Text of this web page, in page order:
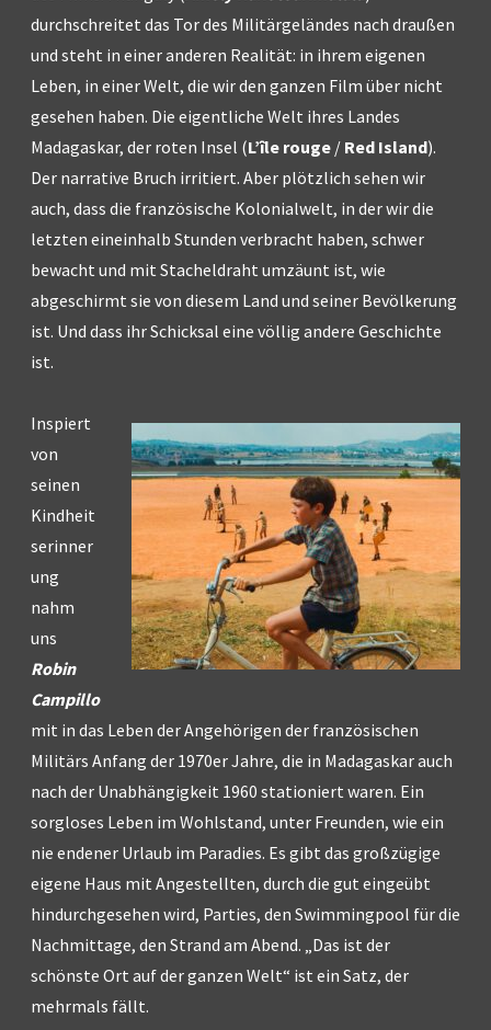
durchschreitet das Tor des Militärgeländes nach draußen
und steht in einer anderen Realität: in ihrem eigenen
Leben, in einer Welt, die wir den ganzen Film über nicht
gesehen haben. Die eigentliche Welt ihres Landes
Madagaskar, der roten Insel (L’île rouge / Red Island).
Der narrative Bruch irritiert. Aber plötzlich sehen wir
auch, dass die französische Kolonialwelt, in der wir die
letzten eineinhalb Stunden verbracht haben, schwer
bewacht und mit Stacheldraht umzäunt ist, wie
abgeschirmt sie von diesem Land und seiner Bevölkerung
ist. Und dass ihr Schicksal eine völlig andere Geschichte
ist.
Inspiert
von
seinen
Kindheit
serinner
ung
nahm
uns
Robin
Campillo
mit in das Leben der Angehörigen der französischen
Militärs Anfang der 1970er Jahre, die in Madagaskar auch
nach der Unabhängigkeit 1960 stationiert waren. Ein
sorgloses Leben im Wohlstand, unter Freunden, wie ein
nie endener Urlaub im Paradies. Es gibt das großzügige
eigene Haus mit Angestellten, durch die gut eingeübt
hindurchgesehen wird, Parties, den Swimmingpool für die
Nachmittage, den Strand am Abend. „Das ist der
schönste Ort auf der ganzen Welt“ ist ein Satz, der
mehrmals fällt.